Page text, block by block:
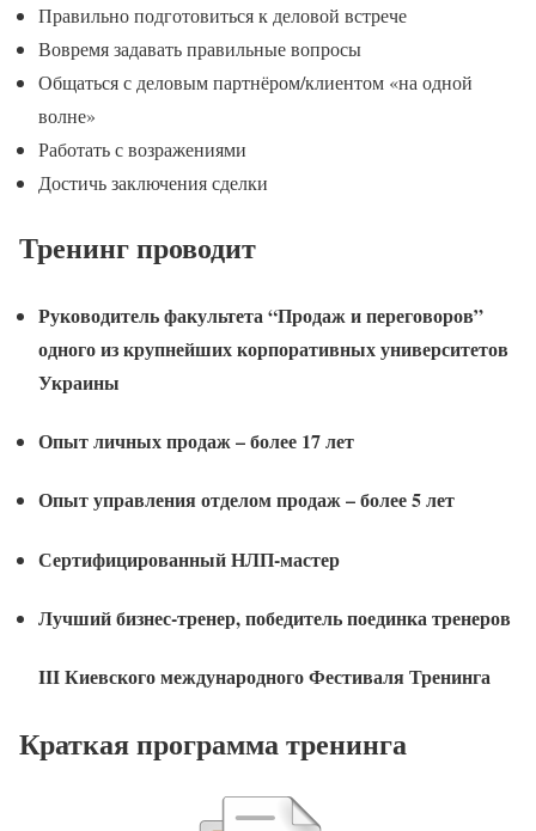
Правильно подготовиться к деловой встрече
Вовремя задавать правильные вопросы
Общаться с деловым партнёром/клиентом «на одной
волне»
Работать с возражениями
Достичь заключения сделки
Тренинг проводит
Руководитель факультета “Продаж и переговоров”
одного из крупнейших корпоративных университетов
Украины
Опыт личных продаж – более 17 лет
Опыт управления отделом продаж – более 5 лет
Сертифицированный НЛП-мастер
Лучший бизнес-тренер, победитель поединка тренеров
III Киевского международного Фестиваля Тренинга
Краткая программа тренинга